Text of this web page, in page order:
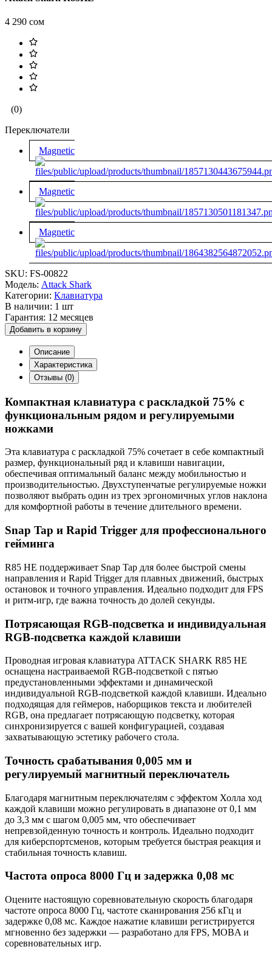
4 290 сом
(0)
Переключатели
Magnetic
Magnetic
Magnetic
SKU: FS-00822
Модель: Attack Shark
Категории: Клавиатура
В наличии: 1 шт
Гарантия: 12 месяцев
Добавить в корзину
Описание
Характеристика
Отзывы (0)
Компактная клавиатура с раскладкой 75% с
функциональным рядом и регулируемыми
ножками
Эта клавиатура с раскладкой 75% сочетает в себе компактный
размер, функциональный ряд и клавиши навигации,
обеспечивая оптимальный баланс между мобильностью и
производительностью. Двухступенчатые регулируемые ножки
позволяют выбрать один из трех эргономичных углов наклона
для комфортной работы в течение длительного времени.
Snap Tap и Rapid Trigger для профессионального
гейминга
R85 HE поддерживает Snap Tap для более быстрой смены
направления и Rapid Trigger для плавных движений, быстрых
остановок и точного управления. Идеально подходит для FPS
и ритм-игр, где важна точность до долей секунды.
Потрясающая RGB-подсветка и индивидуальная
RGB-подсветка каждой клавиши
Проводная игровая клавиатура ATTACK SHARK R85 HE
оснащена настраиваемой RGB-подсветкой с пятью
предустановленными эффектами и динамической
индивидуальной RGB-подсветкой каждой клавиши. Идеально
подходящая для геймеров, наборщиков текста и любителей
RGB, она предлагает потрясающую подсветку, которая
синхронизируется с вашей конфигурацией, создавая
захватывающую эстетику рабочего стола.
Точность срабатывания 0,005 мм и
регулируемый магнитный переключатель
Благодаря магнитным переключателям с эффектом Холла ход
каждой клавиши можно регулировать в диапазоне от 0,1 мм
до 3,3 мм с шагом 0,005 мм, что обеспечивает
непревзойденную точность и контроль. Идеально подходит
для киберспортсменов, которым требуется быстрая реакция и
стабильная точность клавиш.
Частота опроса 8000 Гц и задержка 0,08 мс
Оцените настоящую соревновательную скорость благодаря
частоте опроса 8000 Гц, частоте сканирования 256 кГц и
задержке 0,08 мс. Каждое нажатие клавиши регистрируется
мгновенно без задержки — разработано для FPS, MOBA и
соревновательных игр.